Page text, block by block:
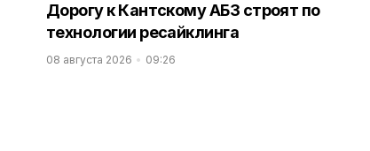
Дорогу к Кантскому АБЗ строят по
технологии ресайклинга
08 августа 2026 09:26